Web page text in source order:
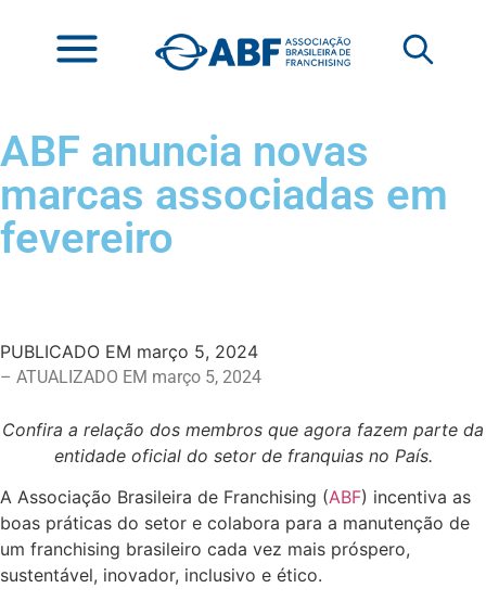
ABF anuncia novas
marcas associadas em
fevereiro
PUBLICADO EM março 5, 2024
– ATUALIZADO EM março 5, 2024
Confira a relação dos membros que agora fazem parte da
entidade oficial do setor de franquias no País.
A Associação Brasileira de Franchising (ABF) incentiva as
boas práticas do setor e colabora para a manutenção de
um franchising brasileiro cada vez mais próspero,
sustentável, inovador, inclusivo e ético.